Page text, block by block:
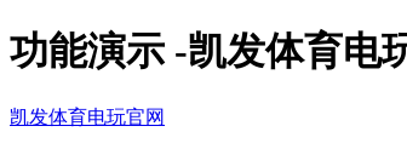
功能演示 -凯发体育电
凯发体育电玩官网